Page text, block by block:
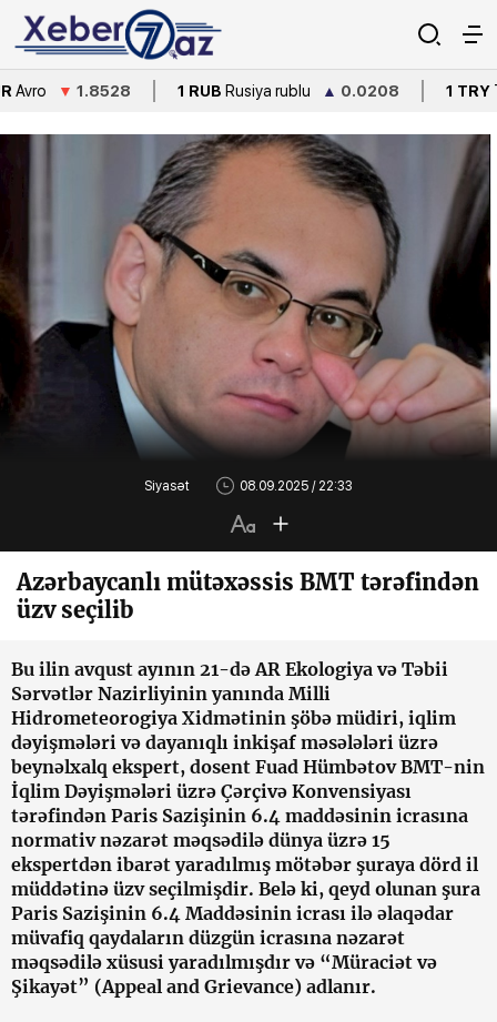
1.8528 1 RUB Rusiya rublu ▲0.0208 1 TRY Türkiyə
Siyasət 08.09.2025 / 22:33
Azərbaycanlı mütəxəssis BMT tərəfindən
üzv seçilib
Bu ilin avqust ayının 21-də AR Ekologiya və Təbii
Sərvətlər Nazirliyinin yanında Milli
Hidrometeorogiya Xidmətinin şöbə müdiri, iqlim
dəyişmələri və dayanıqlı inkişaf məsələləri üzrə
beynəlxalq ekspert, dosent Fuad Hümbətov BMT-nin
İqlim Dəyişmələri üzrə Çərçivə Konvensiyası
tərəfindən Paris Sazişinin 6.4 maddəsinin icrasına
normativ nəzarət məqsədilə dünya üzrə 15
ekspertdən ibarət yaradılmış mötəbər şuraya dörd il
müddətinə üzv seçilmişdir. Belə ki, qeyd olunan şura
Paris Sazişinin 6.4 Maddəsinin icrası ilə əlaqədar
müvafiq qaydaların düzgün icrasına nəzarət
məqsədilə xüsusi yaradılmışdır və “Müraciət və
Şikayət” (Appeal and Grievance) adlanır.